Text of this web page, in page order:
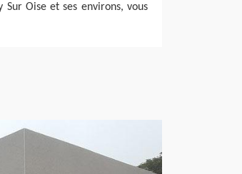
Oise et ses environs, vous